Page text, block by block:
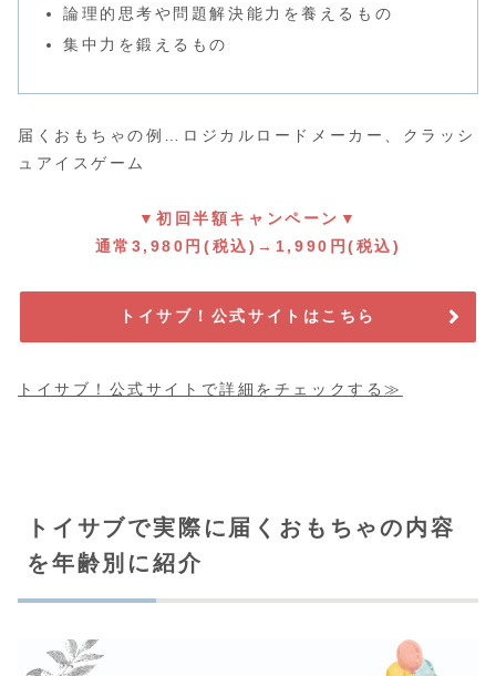
論理的思考や問題解決能力を養えるもの
集中力を鍛えるもの
届くおもちゃの例…ロジカルロードメーカー、クラッシ
ュアイスゲーム
▼初回半額キャンペーン▼
通常3,980円(税込)→1,990円(税込)
トイサブ！公式サイトはこちら
トイサブ！公式サイトで詳細をチェックする≫
トイサブで実際に届くおもちゃの内容
を年齢別に紹介